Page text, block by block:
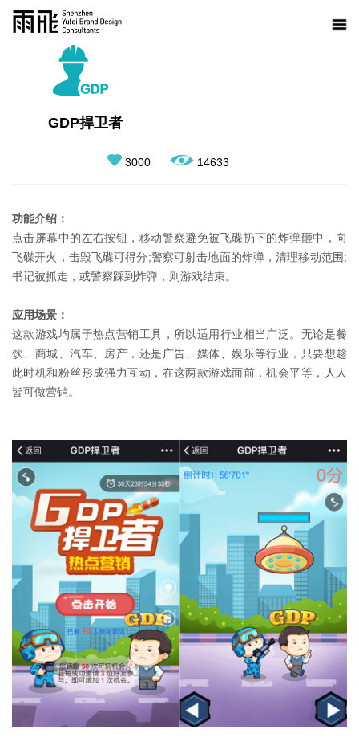
GDP捍卫者
3000 14633
功能介绍：
点击屏幕中的左右按钮，移动警察避免被飞碟扔下的炸弹砸中，向
飞碟开火，击毁飞碟可得分;警察可射击地面的炸弹，清理移动范围;
书记被抓走，或警察踩到炸弹，则游戏结束。
应用场景：
这款游戏均属于热点营销工具，所以适用行业相当广泛。无论是餐
饮、商城、汽车、房产，还是广告、媒体、娱乐等行业，只要想趁
此时机和粉丝形成强力互动，在这两款游戏面前，机会平等，人人
皆可做营销。